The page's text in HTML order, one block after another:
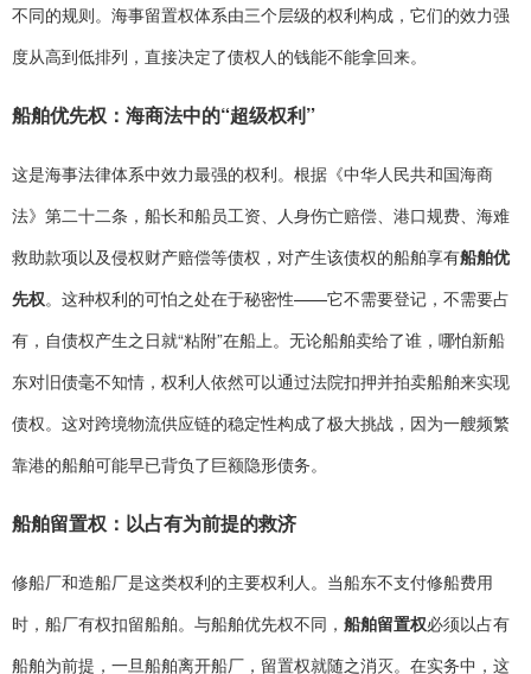
不同的规则。海事留置权体系由三个层级的权利构成，它们的效力强
度从高到低排列，直接决定了债权人的钱能不能拿回来。
船舶优先权：海商法中的“超级权利”
这是海事法律体系中效力最强的权利。根据《中华人民共和国海商
法》第二十二条，船长和船员工资、人身伤亡赔偿、港口规费、海难
救助款项以及侵权财产赔偿等债权，对产生该债权的船舶享有船舶优
先权。这种权利的可怕之处在于秘密性——它不需要登记，不需要占
有，自债权产生之日就“粘附”在船上。无论船舶卖给了谁，哪怕新船
东对旧债毫不知情，权利人依然可以通过法院扣押并拍卖船舶来实现
债权。这对跨境物流供应链的稳定性构成了极大挑战，因为一艘频繁
靠港的船舶可能早已背负了巨额隐形债务。
船舶留置权：以占有为前提的救济
修船厂和造船厂是这类权利的主要权利人。当船东不支付修船费用
时，船厂有权扣留船舶。与船舶优先权不同， 船舶留置权必须以占有
船舶为前提，一旦船舶离开船厂，留置权就随之消灭。在实务中，这